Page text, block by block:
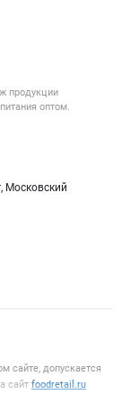
продукции
оптом.
Московский
данных
сайте, допускается
сайт foodretail.ru